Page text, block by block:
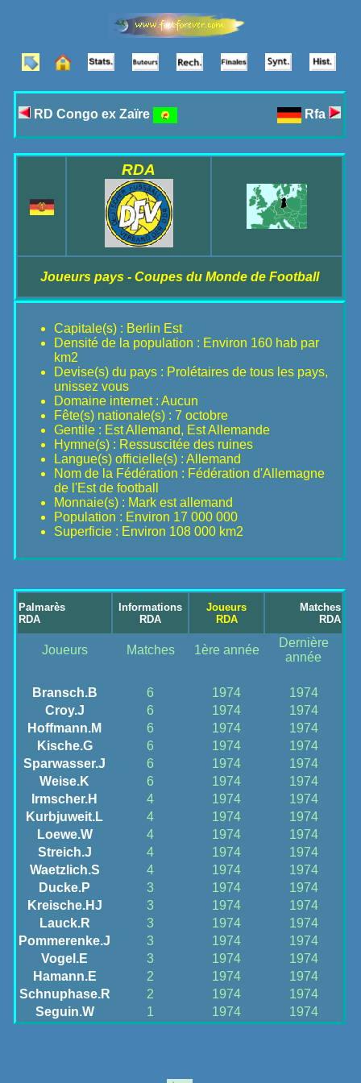
RD Congo ex Zaïre Rfa
RDA
Joueurs pays - Coupes du Monde de Football
Capitale(s) : Berlin Est
Densité de la population : Environ 160 hab par
km2
Devise(s) du pays : Prolétaires de tous les pays,
unissez vous
Domaine internet : Aucun
Fête(s) nationale(s) : 7 octobre
Gentile : Est Allemand, Est Allemande
Hymne(s) : Ressuscitée des ruines
Langue(s) officielle(s) : Allemand
Nom de la Fédération : Fédération d'Allemagne
de l'Est de football
Monnaie(s) : Mark est allemand
Population : Environ 17 000 000
Superficie : Environ 108 000 km2
Palmarès
RDA
Informations
RDA
Joueurs
RDA
Matches
RDA
Joueurs Matches 1ère année
Dernière
année
Bransch.B 6 1974
1974
Croy.J
6 1974
1974
Hoffmann.M
6 1974
1974
Kische.G
6 1974
1974
Sparwasser.J
6 1974
1974
Weise.K
6 1974
1974
Irmscher.H
4 1974
1974
Kurbjuweit.L
4 1974
1974
Loewe.W
4 1974
1974
Streich.J
4 1974
1974
Waetzlich.S
4 1974
1974
Ducke.P
3 1974
1974
Kreische.HJ
3 1974
1974
Lauck.R
3 1974
1974
Pommerenke.J
3 1974
1974
Vogel.E
3 1974
1974
Hamann.E
2 1974
1974
Schnuphase.R
2 1974
1974
Seguin.W
1 1974 1974